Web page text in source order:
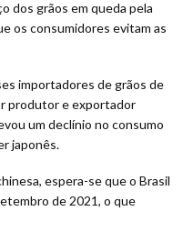
dos grãos em queda pela
os consumidores evitam as
importadores de grãos de
produtor e exportador
um declínio no consumo
japonês.
espera-se que o Brasil
de 2021, o que